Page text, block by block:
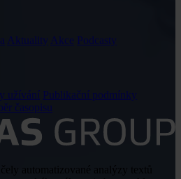
Aktuality Akce Podcasty
užívání Publikační podmínky
časopisu